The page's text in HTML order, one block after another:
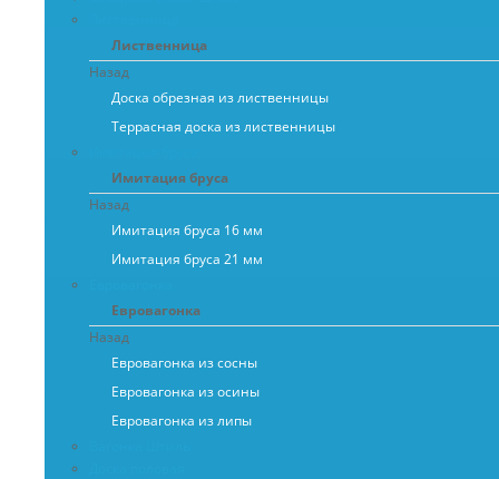
Лиственница
Назад
Доска обрезная из лиственницы
Террасная доска из лиственницы
Имитация бруса
Назад
Имитация бруса 16 мм
Имитация бруса 21 мм
Евровагонка
Назад
Евровагонка из сосны
Евровагонка из осины
Евровагонка из липы